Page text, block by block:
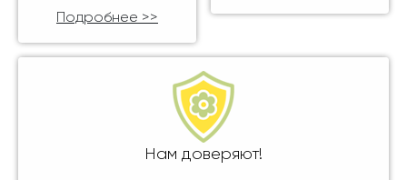
Подробнее >>
Нам доверяют!